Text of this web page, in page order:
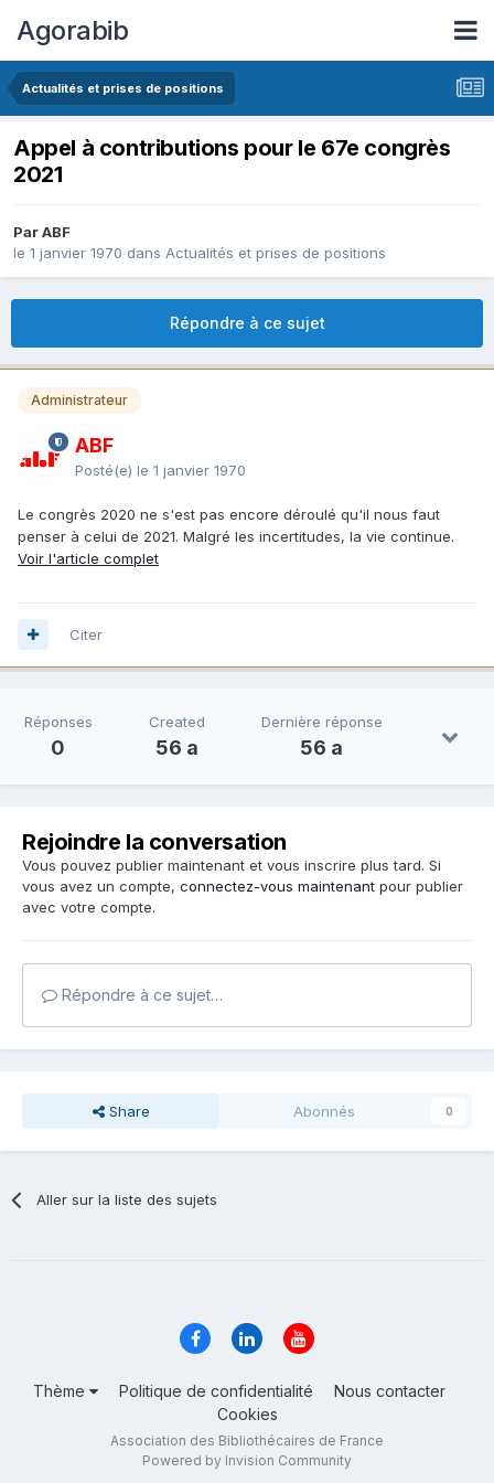
Agorabib
Actualités et prises de positions
Appel à contributions pour le 67e congrès
2021
Par ABF
le 1 janvier 1970 dans Actualités et prises de positions
Répondre à ce sujet
Administrateur
ABF
Posté(e) le 1 janvier 1970
Le congrès 2020 ne s'est pas encore déroulé qu'il nous faut
penser à celui de 2021. Malgré les incertitudes, la vie continue.
Voir l'article complet
Citer
Réponses
0
Created
56 a
Dernière réponse
56 a
Rejoindre la conversation
Vous pouvez publier maintenant et vous inscrire plus tard. Si
vous avez un compte, connectez-vous maintenant pour publier
avec votre compte.
Répondre à ce sujet…
Share Abonnés 0
Aller sur la liste des sujets
Thème Politique de confidentialité
Nous contacter
Cookies
Association des Bibliothécaires de France
Powered by Invision Community